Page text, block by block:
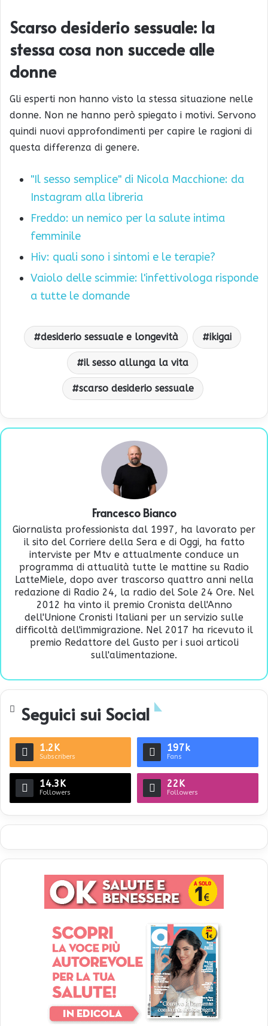
Scarso desiderio sessuale: la
stessa cosa non succede alle
donne
Gli esperti non hanno visto la stessa situazione nelle
donne. Non ne hanno però spiegato i motivi. Servono
quindi nuovi approfondimenti per capire le ragioni di
questa differenza di genere.
"Il sesso semplice" di Nicola Macchione: da
Instagram alla libreria
Freddo: un nemico per la salute intima
femminile
Hiv: quali sono i sintomi e le terapie?
Vaiolo delle scimmie: l'infettivologa risponde
a tutte le domande
desiderio sessuale e longevità ikigai
il sesso allunga la vita
scarso desiderio sessuale
Francesco Bianco
Giornalista professionista dal 1997, ha lavorato per
il sito del Corriere della Sera e di Oggi, ha fatto
interviste per Mtv e attualmente conduce un
programma di attualità tutte le mattine su Radio
LatteMiele, dopo aver trascorso quattro anni nella
redazione di Radio 24, la radio del Sole 24 Ore. Nel
2012 ha vinto il premio Cronista dell'Anno
dell'Unione Cronisti Italiani per un servizio sulle
difficoltà dell'immigrazione. Nel 2017 ha ricevuto il
premio Redattore del Gusto per i suoi articoli
sull'alimentazione.
Seguici sui Social
1.2K
Subscribers
197k
Fans
14.3K
Followers
22K
Followers